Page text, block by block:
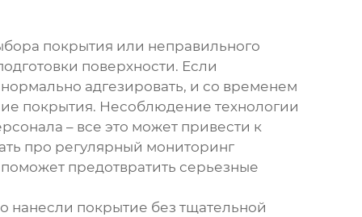
покрытия или неправильного
поверхности. Если
адгезировать, и со временем
покрытия. Несоблюдение технологии
– все это может привести к
про регулярный мониторинг
предотвратить серьезные
нанесли покрытие без тщательной